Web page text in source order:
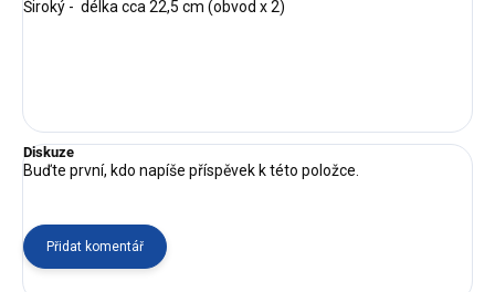
Široký - délka cca 22,5 cm (obvod x 2)
Diskuze
Buďte první, kdo napíše příspěvek k této položce.
Přidat komentář